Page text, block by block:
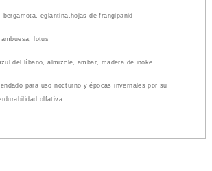
bergamota, eglantina,hojas de frangipanid
lotus
del líbano, almizcle, ambar, madera de inoke.
para uso nocturno y épocas invernales por su
olfativa.